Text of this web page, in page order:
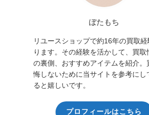
ぼたもち
リユースショップで約16年の買取経
ります。その経験を活かして、買取
の裏側、おすすめアイテムを紹介。
悔しないために当サイトを参考にし
ると嬉しいです。
プロフィールはこちら